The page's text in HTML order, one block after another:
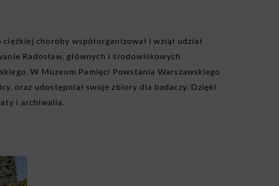
choroby współorganizował i wziął udział
Radosław, głównych i środowiskowych
W Muzeum Pamięci Powstania Warszawskiego
oraz udostępniał swoje zbiory dla badaczy. Dzięki
i archiwalia.